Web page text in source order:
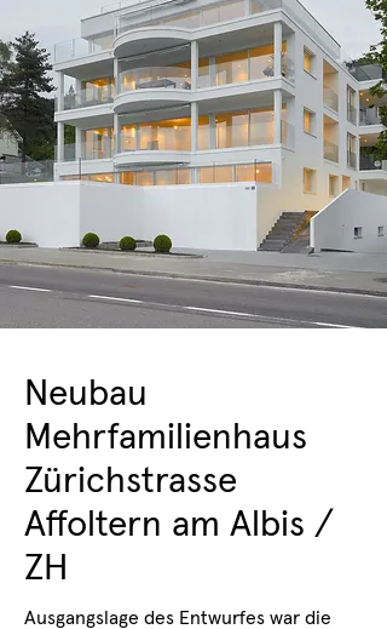
Neubau
Mehrfamilienhaus
Zürichstrasse
Affoltern am Albis /
ZH
Ausgangslage des Entwurfes war die